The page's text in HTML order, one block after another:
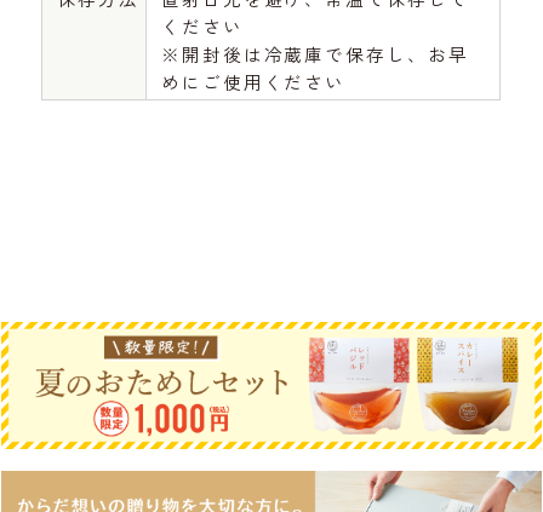
ください
※開封後は冷蔵庫で保存し、お早
めにご使用ください